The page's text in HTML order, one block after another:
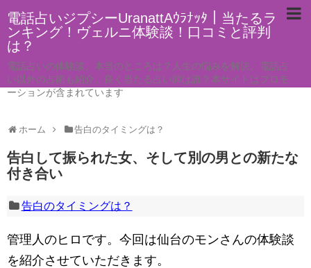
電話占いジプシーUranattAｳﾗﾅｯﾀ｜当たるラ
ンキング！ヴェルニ体験談！口コミと評判
は？
電話占いの体験談。本当のところは？人生の悩みを解決。電話占
い以外の占術も紹介。良く当たる占い師は誰？本サイトはプロモ
ーションが含まれています
ホーム 告白のタイミングは？
告白して振られた女、そして別の男との新たな
付き合い
告白のタイミングは？
管理人のヒロです。今回は仙台のモンさんの体験談
を紹介させていただきます。